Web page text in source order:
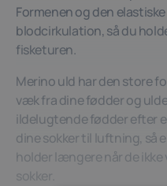
Formenen og den
blodcirkulation, så du
fisketuren.
Merino uld har den store
væk fra dine fødder og
ildelugtende fødder efter
dine sokker til luftning, så
holder længere når de ikke
sokker.